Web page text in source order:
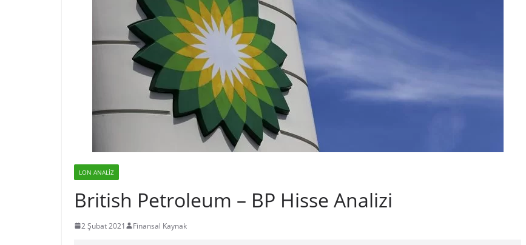
LON ANALIZ
British Petroleum – BP Hisse Analizi
2 Şubat 2021 Finansal Kaynak